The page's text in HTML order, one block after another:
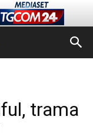
trama